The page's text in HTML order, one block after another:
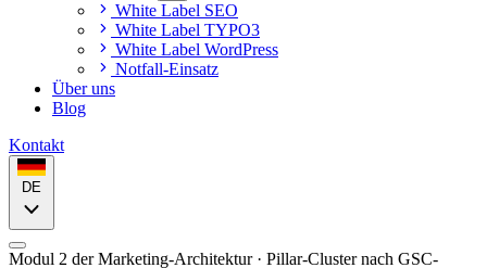
White Label SEO
White Label TYPO3
White Label WordPress
Notfall-Einsatz
Über uns
Blog
Kontakt
DE
Modul 2 der Marketing-Architektur · Pillar-Cluster nach GSC-